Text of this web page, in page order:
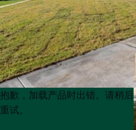
Product
List
Product
List
抱歉，加载产品时出错。请稍后
重试。